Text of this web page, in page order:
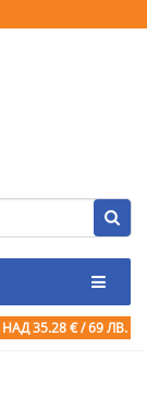
НАД 35.28 € / 69 ЛВ.